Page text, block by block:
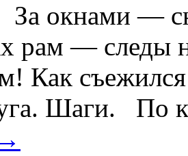
окнами —
рам — следы
Как
Шаги. По